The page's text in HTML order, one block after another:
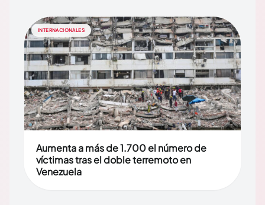
INTERNACIONALES
Aumenta a más de 1.700 el número de
víctimas tras el doble terremoto en
Venezuela